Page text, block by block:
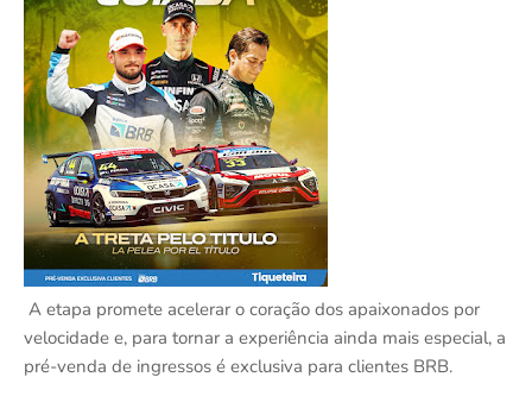
A etapa promete acelerar o coração dos apaixonados por
velocidade e, para tornar a experiência ainda mais especial, a
pré-venda de ingressos é exclusiva para clientes BRB.